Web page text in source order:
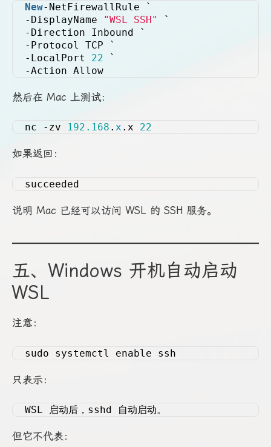
New-NetFirewallRule `
-DisplayName
"WSL SSH"
`
-Direction Inbound `
-Protocol TCP `
-LocalPort 22 `
-Action Allow
然后在 Mac 上测试：
nc -zv 192.168 . x .x 22
如果返回：
succeeded
说明 Mac 已经可以访问 WSL 的 SSH 服务。
五、Windows 开机自动启动
WSL
注意：
sudo systemctl enable ssh
只表示：
WSL 启动后，sshd 自动启动。
但它不代表：